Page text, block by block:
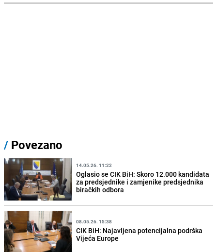
/ Povezano
14.05.26. 11:22
Oglasio se CIK BiH: Skoro 12.000 kandidata
za predsjednike i zamjenike predsjednika
biračkih odbora
08.05.26. 15:38
CIK BiH: Najavljena potencijalna podrška
Vijeća Europe